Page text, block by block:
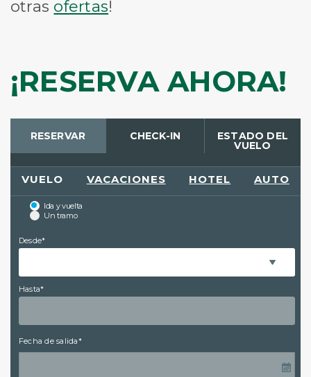
otras ofertas!
¡RESERVA AHORA!
RESERVAR CHECK-IN ESTADO DEL
VUELO
VUELO VACACIONES HOTEL AUTO
Ida y vuelta
Un tramo
Desde*
Hasta*
Fecha de salida*